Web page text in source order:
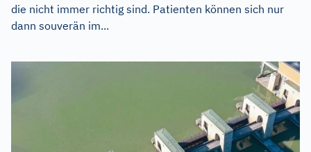
die nicht immer richtig sind. Patienten können sich nur
dann souverän im...